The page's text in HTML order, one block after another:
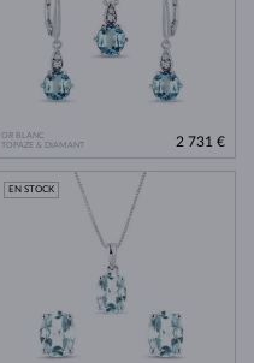
OR BLANC
TOPAZE & DIAMANT
2 731 €
EN STOCK